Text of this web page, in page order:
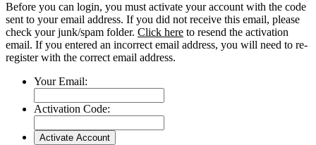
Before you can login, you must activate your account with the code
sent to your email address. If you did not receive this email, please
check your junk/spam folder. Click here to resend the activation
email. If you entered an incorrect email address, you will need to re-
register with the correct email address.
Your Email:
Activation Code: